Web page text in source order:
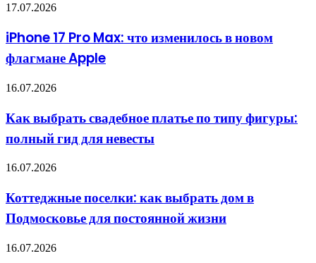
iPhone
Pro
Max:
что
в
новом
Apple
17.07.2026
iPhone 17 Pro Max: что изменилось в новом
флагмане Apple
Как
свадебное
платье
по
фигуры:
для
невесты
16.07.2026
Как выбрать свадебное платье по типу фигуры:
полный гид для невесты
Коттеджные
как
выбрать
дом
Подмосковье
для
16.07.2026
Коттеджные поселки: как выбрать дом в
Подмосковье для постоянной жизни
«Защищать
16.07.2026